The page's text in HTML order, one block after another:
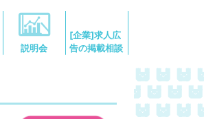
説明会
[企業]求人広
告の掲載相談